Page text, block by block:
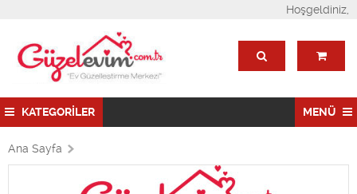
Hoşgeldiniz,
KATEGORİLER MENÜ
Ana Sayfa